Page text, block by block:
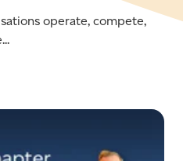
operate, compete,